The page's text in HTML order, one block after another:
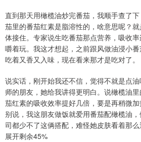
直到那天用橄榄油炒完番茄，我顺手查了
茄里的番茄红素是脂溶性的，啥意思呢？
体接住。专家说生吃番茄那点营养，吸收
嚼着玩。我这才想起，之前跟风做油浸小番
吃着又香又入味，现在看来那才是吃对了。
说实话，刚开始我还不信，觉得不就是点
师的朋友，她给我讲得更明白。说橄榄油
茄红素的吸收效率提好几倍，要是再稍微
别说，我这朋友做饭就爱用番茄配橄榄油
司都少不了这俩搭配，难怪她皮肤看着那么
展开剩余45%